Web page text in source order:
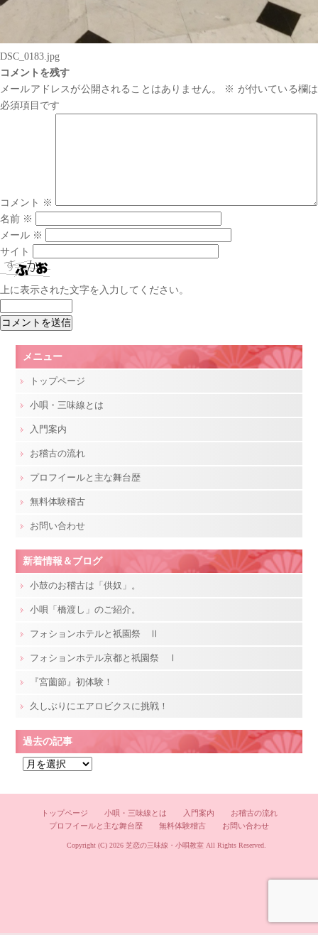
DSC_0183.jpg
コメントを残す
メールアドレスが公開されることはありません。
※ が付いている欄は
必須項目です
コメント ※
名前 ※
メール ※
サイト
上に表示された文字を入力してください。
メニュー
トップページ
小唄・三味線とは
入門案内
お稽古の流れ
プロフイールと主な舞台歴
無料体験稽古
お問い合わせ
新着情報＆ブログ
小鼓のお稽古は「供奴」。
小唄「橋渡し」のご紹介。
フォションホテルと祇園祭 Ⅱ
フォションホテル京都と祇園祭 Ⅰ
『宮薗節』初体験！
久しぶりにエアロビクスに挑戦！
過去の記事
の
トップページ 小唄・三味線とは 入門案内
お稽古の流れ
プロフイールと主な舞台歴
無料体験稽古 お問い合わせ
Copyright (C) 2026 芝恋の三味線・小唄教室All Rights Reserved.